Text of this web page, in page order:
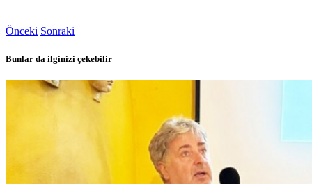
Önceki Sonraki
Bunlar da ilginizi çekebilir